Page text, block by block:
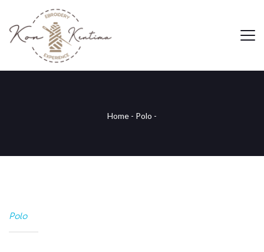
Home - Polo -
Polo